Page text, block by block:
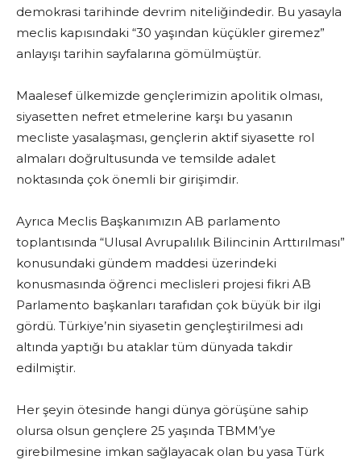
demokrasi tarihinde devrim niteliğindedir. Bu yasayla
meclis kapısındaki “30 yaşından küçükler giremez”
anlayışı tarihin sayfalarına gömülmüştür.
Maalesef ülkemizde gençlerimizin apolitik olması,
siyasetten nefret etmelerine karşı bu yasanın
mecliste yasalaşması, gençlerin aktif siyasette rol
almaları doğrultusunda ve temsilde adalet
noktasında çok önemli bir girişimdir.
Ayrıca Meclis Başkanımızın AB parlamento
toplantısında “Ulusal Avrupalılık Bilincinin Arttırılması”
konusundaki gündem maddesi üzerindeki
konusmasında öğrenci meclisleri projesi fikri AB
Parlamento başkanları tarafıdan çok büyük bir ilgi
gördü. Türkiye’nin siyasetin gençleştirilmesi adı
altında yaptığı bu ataklar tüm dünyada takdir
edilmiştir.
Her şeyin ötesinde hangi dünya görüşüne sahip
olursa olsun gençlere 25 yaşında TBMM’ye
girebilmesine imkan sağlayacak olan bu yasa Türk